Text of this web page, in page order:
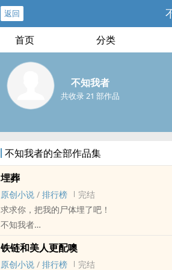
返回
首页 分类
不知我者
共收录 21 部作品
不知我者的全部作品集
埋葬
原创小说 / 排行榜
完结
求求你，把我的尸体埋了吧！
不知我者
原创小说 - BL - 短篇 - 完结
现代 - 黑色幽默 - 第一人称 - 灵异
铁链和美人更配噢
原创小说 / 排行榜 完结